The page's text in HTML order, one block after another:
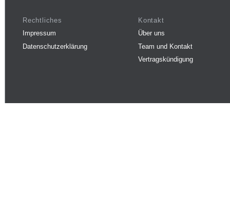
Rechtliches
Impressum
Datenschutzerklärung
Kontakt
Über uns
Team und Kontakt
Vertragskündigung